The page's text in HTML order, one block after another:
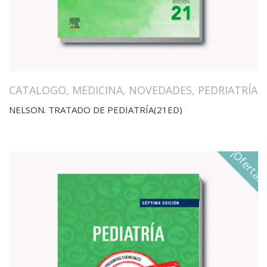
CATALOGO, MEDICINA, NOVEDADES, PEDRIATRÍA
NELSON. TRATADO DE PEDIATRÍA(21ED)
¡Oferta!